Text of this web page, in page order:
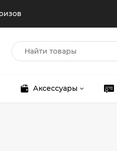
Аксессуары